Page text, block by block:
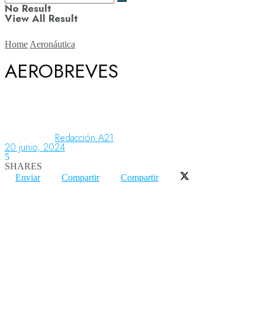
No Result
View All Result
Aeronáutica
Aeropuertos
Home Aeronáutica
AEROBREVES
Redacción A21
20 junio, 2024
5
SHARES
Enviar
Compartir Compartir